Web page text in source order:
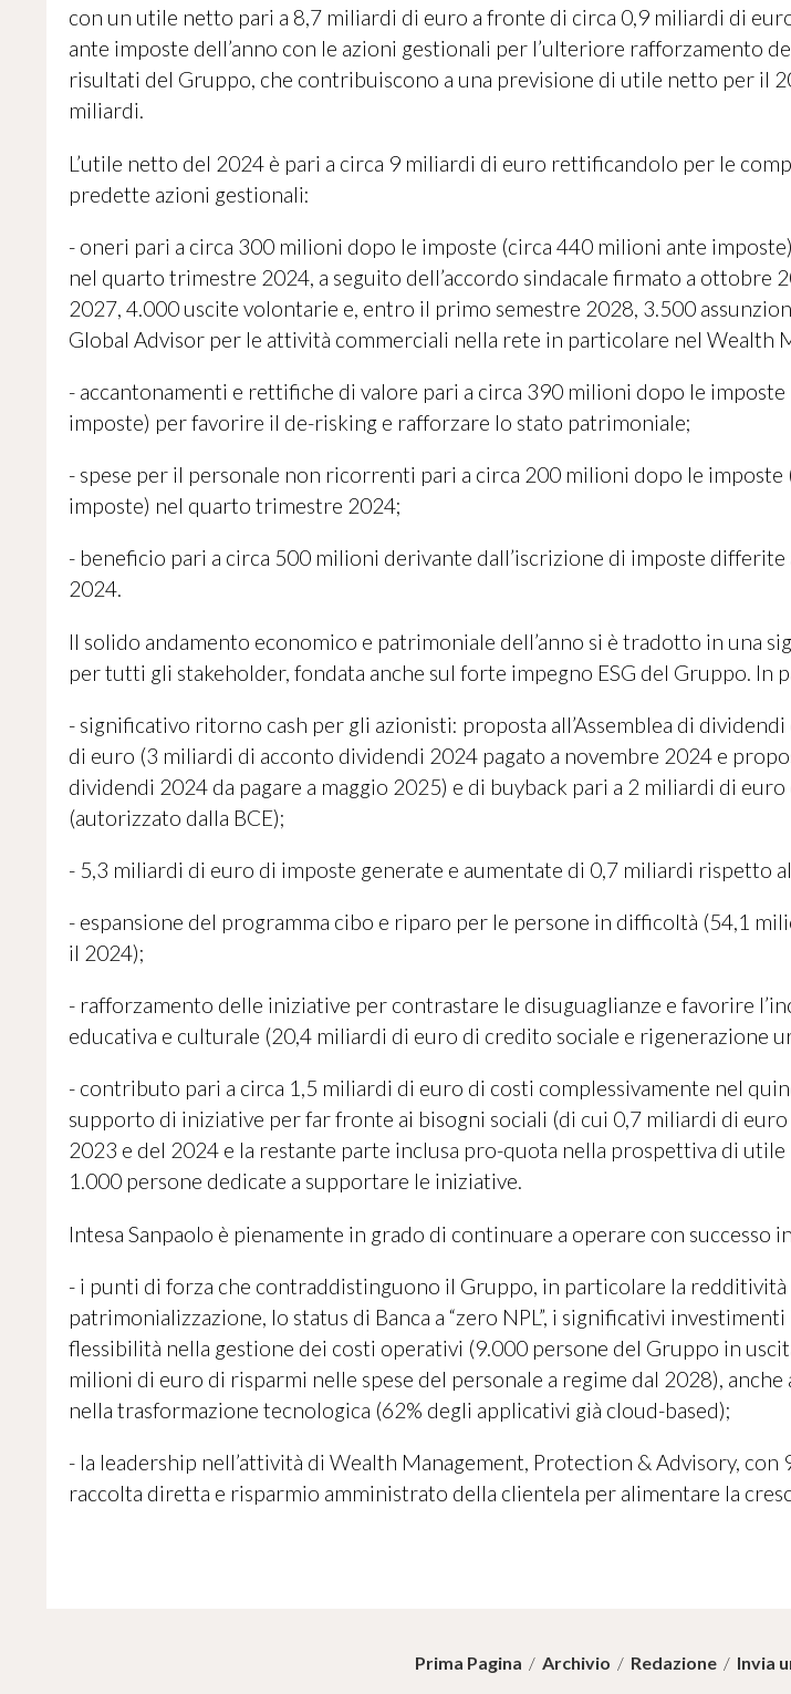
con un utile netto pari a 8,7 miliardi di euro a fronte di circa 0,9 miliardi di
ante imposte dell’anno con le azioni gestionali per l’ulteriore rafforzamento
risultati del Gruppo, che contribuiscono a una previsione di utile netto per il
miliardi.
L’utile netto del 2024 è pari a circa 9 miliardi di euro rettificandolo per le
predette azioni gestionali:
- oneri pari a circa 300 milioni dopo le imposte (circa 440 milioni ante
nel quarto trimestre 2024, a seguito dell’accordo sindacale firmato a ottobre
2027, 4.000 uscite volontarie e, entro il primo semestre 2028, 3.500
Global Advisor per le attività commerciali nella rete in particolare nel Wealth
- accantonamenti e rettifiche di valore pari a circa 390 milioni dopo le
imposte) per favorire il de-risking e rafforzare lo stato patrimoniale;
- spese per il personale non ricorrenti pari a circa 200 milioni dopo le
imposte) nel quarto trimestre 2024;
- beneficio pari a circa 500 milioni derivante dall’iscrizione di imposte
2024.
Il solido andamento economico e patrimoniale dell’anno si è tradotto in una
per tutti gli stakeholder, fondata anche sul forte impegno ESG del Gruppo. In
- significativo ritorno cash per gli azionisti: proposta all’Assemblea di
di euro (3 miliardi di acconto dividendi 2024 pagato a novembre 2024 e
dividendi 2024 da pagare a maggio 2025) e di buyback pari a 2 miliardi di euro
(autorizzato dalla BCE);
- 5,3 miliardi di euro di imposte generate e aumentate di 0,7 miliardi rispetto
- espansione del programma cibo e riparo per le persone in difficoltà (54,1
il 2024);
- rafforzamento delle iniziative per contrastare le disuguaglianze e favorire
educativa e culturale (20,4 miliardi di euro di credito sociale e rigenerazione
- contributo pari a circa 1,5 miliardi di euro di costi complessivamente nel
supporto di iniziative per far fronte ai bisogni sociali (di cui 0,7 miliardi di
2023 e del 2024 e la restante parte inclusa pro-quota nella prospettiva di
1.000 persone dedicate a supportare le iniziative.
Intesa Sanpaolo è pienamente in grado di continuare a operare con successo
- i punti di forza che contraddistinguono il Gruppo, in particolare la redditività
patrimonializzazione, lo status di Banca a “zero NPL”, i significativi investimenti
flessibilità nella gestione dei costi operativi (9.000 persone del Gruppo in
milioni di euro di risparmi nelle spese del personale a regime dal 2028), anche
nella trasformazione tecnologica (62% degli applicativi già cloud-based);
- la leadership nell’attività di Wealth Management, Protection & Advisory,
raccolta diretta e risparmio amministrato della clientela per alimentare la
Prima Pagina / Archivio / Redazione/ Invia